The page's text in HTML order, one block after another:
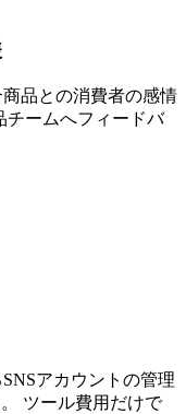
品との消費者の感情
チームへフィードバ
アカウントの管理
ツール費用だけで